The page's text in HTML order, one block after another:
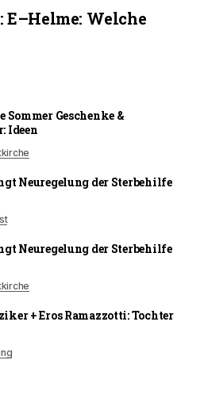
E–Helme: Welche
Sommer Geschenke &
Ideen
Neuregelung der Sterbehilfe
Neuregelung der Sterbehilfe
+ Eros Ramazzotti: Tochter